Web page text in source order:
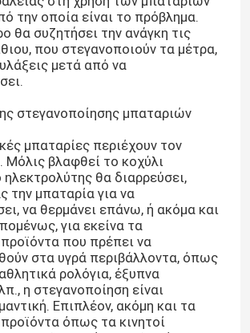
την οποία είναι το πρόβλημα.
θα συζητήσει την ανάγκη τις
που στεγανοποιούν τα μέτρα,
μετά από να
στεγανοποίησης μπαταριών
μπαταρίες περιέχουν τον
Μόλις βλαφθεί το κοχύλι
θα διαρρεύσει,
την μπαταρία για να
να θερμάνει επάνω, ή ακόμα και
για εκείνα τα
που πρέπει να
στα υγρά περιβάλλοντα, όπως
ρολόγια, έξυπνα
η στεγανοποίηση είναι
Επιπλέον, ακόμη και τα
όπως τα κινητοί